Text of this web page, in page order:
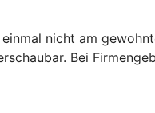
nicht am
Bei